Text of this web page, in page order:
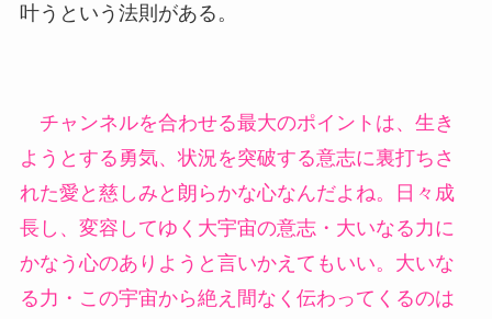
叶うという法則がある。
チャンネルを合わせる最大のポイントは、生き
ようとする勇気、状況を突破する意志に裏打ちさ
れた愛と慈しみと朗らかな心なんだよね。日々成
長し、変容してゆく大宇宙の意志・大いなる力に
かなう心のありようと言いかえてもいい。大いな
る力・この宇宙から絶え間なく伝わってくるのは